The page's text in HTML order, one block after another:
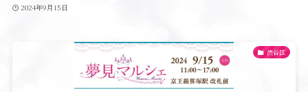
2024年9月15日
渋谷区